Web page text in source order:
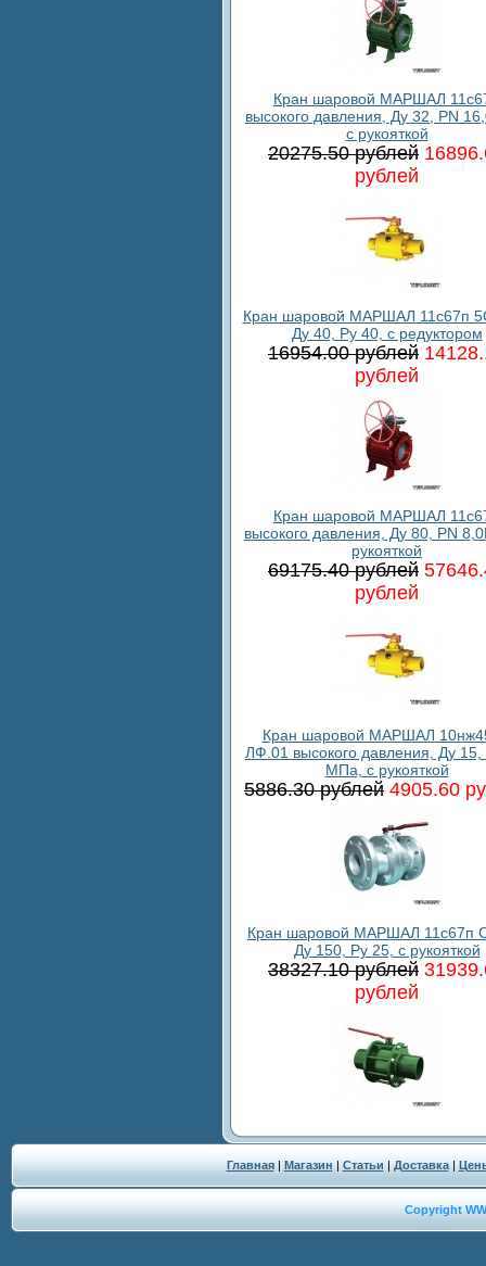
Кран шаровой МАРШАЛ
высокого давления, Ду 32, PN
с рукояткой
20275.50 рублей
рублей
Кран шаровой МАРШАЛ 11с67п
Ду 40, Ру 40, с редуктором
16954.00 рублей
рублей
Кран шаровой МАРШАЛ
высокого давления, Ду 80, PN
рукояткой
69175.40 рублей
рублей
Кран шаровой МАРШАЛ
ЛФ.01 высокого давления, Ду 15,
МПа, с рукояткой
5886.30 рублей 4905.60
Кран шаровой МАРШАЛ 11с67п
Ду 150, Ру 25, с рукояткой
38327.10 рублей
рублей
Главная| Магазин | Статьи | Доставка|
Copyright